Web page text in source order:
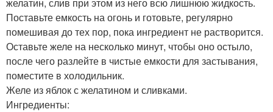
Поставьте емкость на огонь и готовьте, регулярно
помешивая до тех пор, пока ингредиент не растворится.
Оставьте желе на несколько минут, чтобы оно остыло,
после чего разлейте в чистые емкости для застывания,
поместите в холодильник.
Желе из яблок с желатином и сливками.
Ингредиенты: